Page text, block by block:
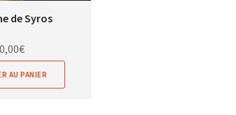
de Syros
€
AU PANIER